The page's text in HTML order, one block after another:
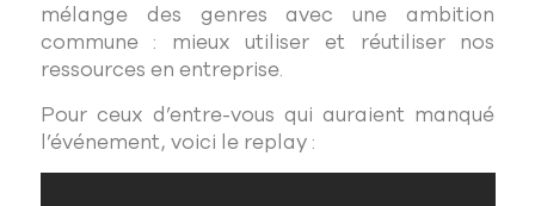
mélange des genres avec une ambition
commune : mieux utiliser et réutiliser nos
ressources en entreprise.
Pour ceux d’entre-vous qui auraient manqué
l’événement, voici le replay :